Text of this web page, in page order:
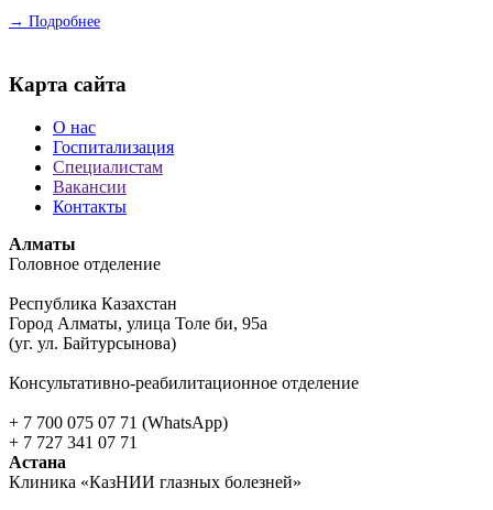
→ Подробнее
Карта сайта
О нас
Госпитализация
Специалистам
Вакансии
Контакты
Алматы
Головное отделение
Республика Казахстан
Город Алматы, улица Толе би, 95а
(уг. ул. Байтурсынова)
Консультативно-реабилитационное отделение
+ 7 700 075 07 71 (WhatsApp)
+ 7 727 341 07 71
Астана
Клиника «КазНИИ глазных болезней»